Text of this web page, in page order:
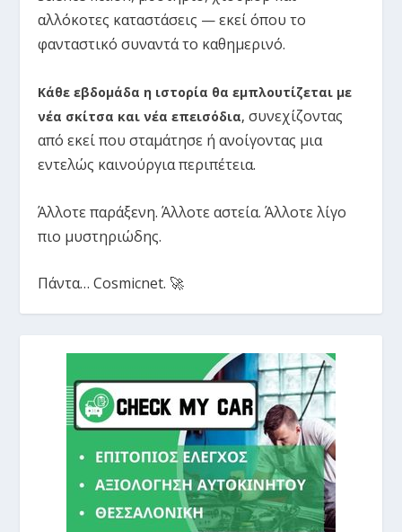
αλλόκοτες καταστάσεις — εκεί όπου το
φανταστικό συναντά το καθημερινό.
Κάθε εβδομάδα η ιστορία θα εμπλουτίζεται με
νέα σκίτσα και νέα επεισόδια, συνεχίζοντας
από εκεί που σταμάτησε ή ανοίγοντας μια
εντελώς καινούργια περιπέτεια.
Άλλοτε παράξενη. Άλλοτε αστεία. Άλλοτε λίγο
πιο μυστηριώδης.
Πάντα… Cosmicnet. 🚀